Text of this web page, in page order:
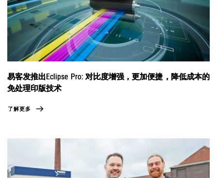
易客发推出Eclipse Pro: 对比度增强，更加便捷，降低成本的
免处理印版技术
了解更多